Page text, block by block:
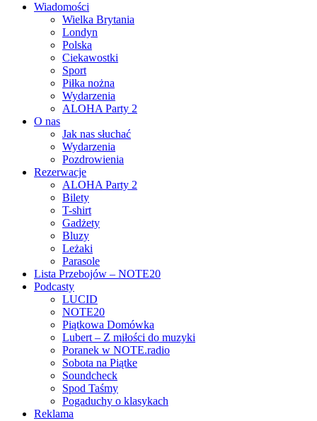
Wiadomości
Wielka Brytania
Londyn
Polska
Ciekawostki
Sport
Piłka nożna
Wydarzenia
ALOHA Party 2
O nas
Jak nas słuchać
Wydarzenia
Pozdrowienia
Rezerwacje
ALOHA Party 2
Bilety
T-shirt
Gadżety
Bluzy
Leżaki
Parasole
Lista Przebojów – NOTE20
Podcasty
LUCID
NOTE20
Piątkowa Domówka
Lubert – Z miłości do muzyki
Poranek w NOTE.radio
Sobota na Piątke
Soundcheck
Spod Taśmy
Pogaduchy o klasykach
Reklama